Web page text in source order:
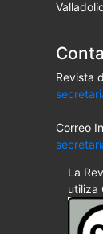
Revista
Correo
La
utiliza